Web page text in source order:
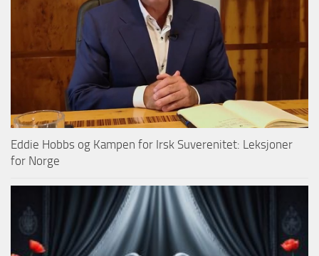
Eddie Hobbs og Kampen for Irsk Suverenitet: Leksjoner
for Norge